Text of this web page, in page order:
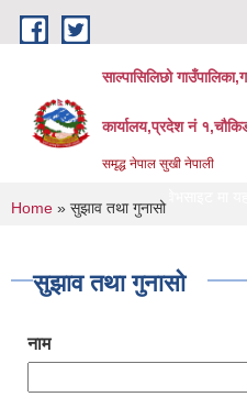
Skip to main content
साल्पासिलिछो
कार्यालय,प्रदेश नं
समृद्ध नेपाल सुखी नेपाली
गाउँपालिका को वेभसाइट मा यहाँ हरुलाई
You are here
Home » सुझाव तथा गुनासो
सुझाव तथा गुनासो
नाम